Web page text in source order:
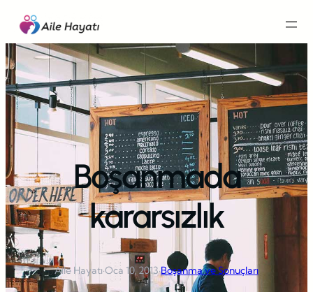
İçeriğe
geç
Boşanmada
kararsızlık
Aile Hayatı·Oca 10, 2013·Boşanma ve Sonuçları